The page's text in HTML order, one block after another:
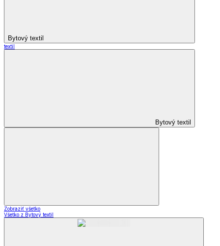
Bytový textil
textil
Bytový textil
Zobraziť všetko
Všetko z Bytový textil